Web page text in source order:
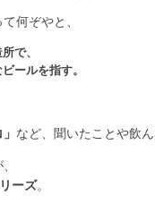
て何ぞやと、
で、
ールを指す。
など、聞いたことや飲
ーズ。